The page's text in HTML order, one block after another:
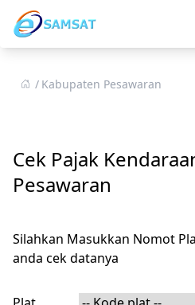
Kabupaten Pesawaran
Cek Pajak
Pesawaran
Silahkan Masukkan Nomot
anda cek datanya